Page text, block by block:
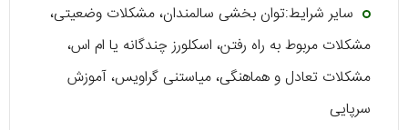
سایر شرایط:توان بخشی سالمندان، مشکلات وضعیتی،
مشکلات مربوط به راه رفتن، اسکلورز چندگانه یا ام اس،
مشکلات تعادل و هماهنگی، میاستنی گراویس، آموزش
سرپایی